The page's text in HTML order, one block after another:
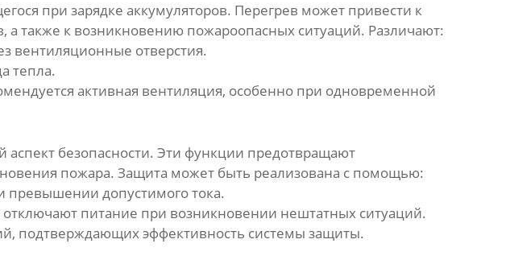
при зарядке аккумуляторов. Перегрев может привести к
также к возникновению пожароопасных ситуаций. Различают:
вентиляционные отверстия.
тепла.
активная вентиляция, особенно при одновременной
безопасности. Эти функции предотвращают
пожара. Защита может быть реализована с помощью:
превышении допустимого тока.
питание при возникновении нештатных ситуаций.
подтверждающих эффективность системы защиты.